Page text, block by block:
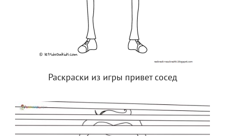
Раскраски из игры привет сосед